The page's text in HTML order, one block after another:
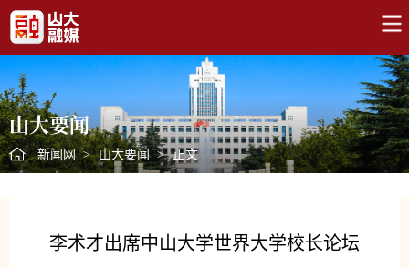
山大要闻
新闻网 > 山大要闻 > 正文
李术才出席中山大学世界大学校长论坛